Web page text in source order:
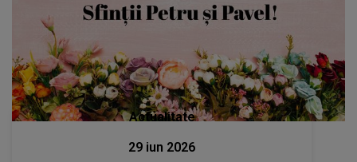
Actualitate
29 iun 2026